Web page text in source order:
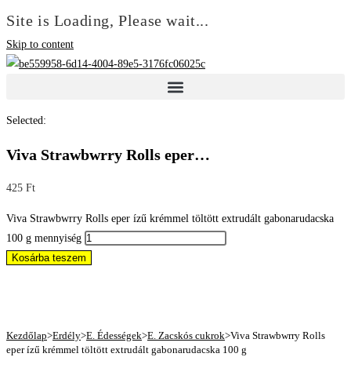
Site is Loading, Please wait...
Skip to content
Selected:
Viva Strawbwrry Rolls eper…
425 Ft
Viva Strawbwrry Rolls eper ízű krémmel töltött extrudált gabonarudacska
100 g mennyiség
Kosárba teszem
Kezdőlap>Erdély>E. Édességek>E. Zacskós cukrok>Viva Strawbwrry Rolls
eper ízű krémmel töltött extrudált gabonarudacska 100 g